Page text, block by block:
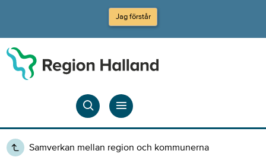
Jag förstår
Samverkan mellan region och kommunerna